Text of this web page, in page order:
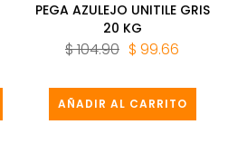
PEGA AZULEJO UNITILE GRIS
20 KG
$ 104.90 $ 99.66
AÑADIR AL CARRITO